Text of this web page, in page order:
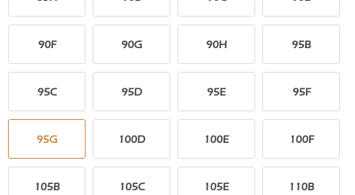
90F 90G 90H 95B
95C 95D 95E 95F
95G 100D 100E 100F
105B 105C 105E 110B